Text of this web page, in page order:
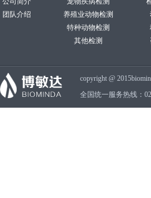
团队介绍
养殖业动物检测
特种动物检测
其他检测
copyright @
全国统一服务热线：